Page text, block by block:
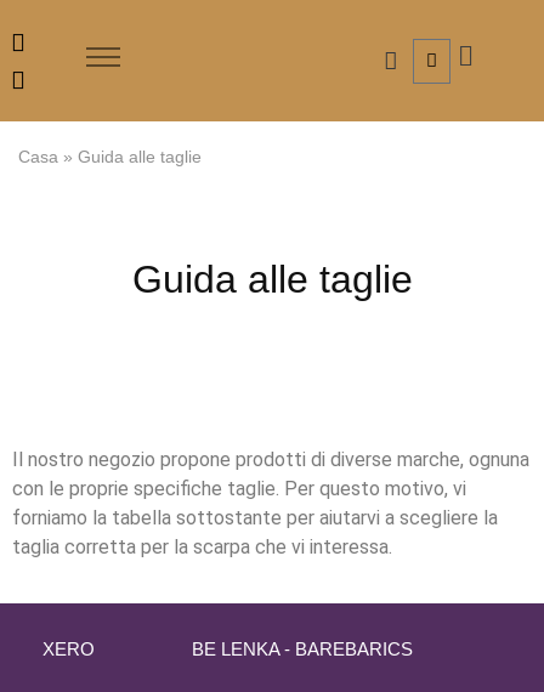
Casa » Guida alle taglie
Guida alle taglie
Il nostro negozio propone prodotti di diverse marche, ognuna
con le proprie specifiche taglie. Per questo motivo, vi
forniamo la tabella sottostante per aiutarvi a scegliere la
taglia corretta per la scarpa che vi interessa.
XERO BE LENKA - BAREBARICS